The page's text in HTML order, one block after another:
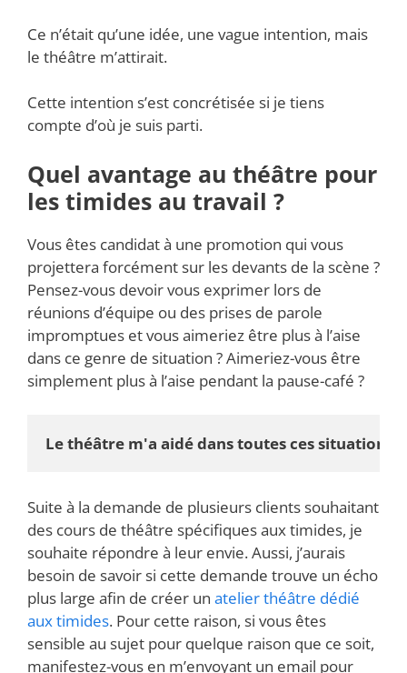
Ce n’était qu’une idée, une vague intention, mais
le théâtre m’attirait.
Cette intention s’est concrétisée si je tiens
compte d’où je suis parti.
Quel avantage au théâtre pour
les timides au travail ?
Vous êtes candidat à une promotion qui vous
projettera forcément sur les devants de la scène ?
Pensez-vous devoir vous exprimer lors de
réunions d’équipe ou des prises de parole
impromptues et vous aimeriez être plus à l’aise
dans ce genre de situation ? Aimeriez-vous être
simplement plus à l’aise pendant la pause-café ?
Le théâtre m'a aidé dans toutes ces
Suite à la demande de plusieurs clients souhaitant
des cours de théâtre spécifiques aux timides, je
souhaite répondre à leur envie. Aussi, j’aurais
besoin de savoir si cette demande trouve un écho
plus large afin de créer un atelier théâtre dédié
aux timides. Pour cette raison, si vous êtes
sensible au sujet pour quelque raison que ce soit,
manifestez-vous en m’envoyant un email pour